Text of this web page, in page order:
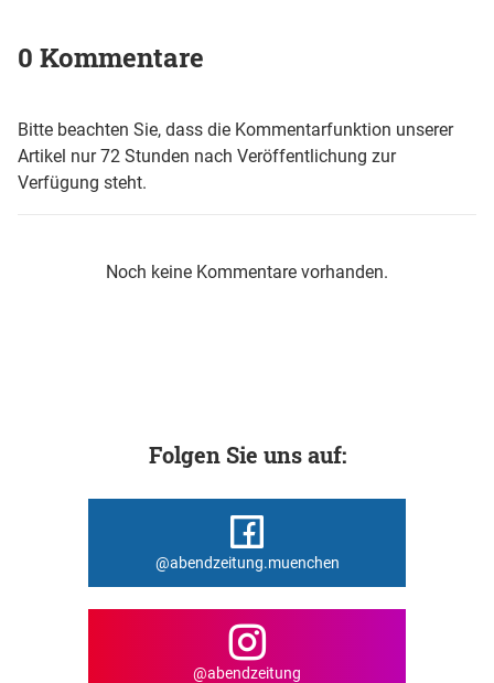
0 Kommentare
Bitte beachten Sie, dass die Kommentarfunktion unserer
Artikel nur 72 Stunden nach Veröffentlichung zur
Verfügung steht.
Noch keine Kommentare vorhanden.
Folgen Sie uns auf:
@abendzeitung.muenchen
@abendzeitung